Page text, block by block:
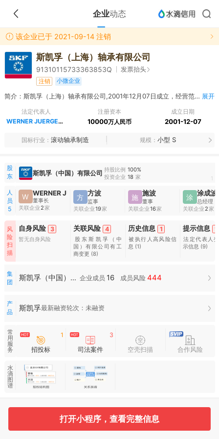
企业动态
该企业已于 2021-09-14 注销
斯凯孚（上海）轴承有限公司
91310115733363853Q 发票抬头
注销 小微企业
简介：斯凯孚（上海）轴承有限公司,2001年12月07日成立，经营范围包括开发、设计、生产精密轴承及相关零部件，销售自产产品。【依法须经批准的项目，经相关部门批准后方可开展经营活动】 展开
法定代表人
WERNER JUERGEN DIETRICH HOFFMANN
注册资本
10000万人民币
成立日期
2001-12-07
国标行业 滚动轴承制造 规模 小型 S
股
东
斯凯孚（中国）有限公司 持股比例 100%
投资企业 18 家 1
人
员
5
W WERNER JUERGEN DIETRICH HOFFMANN
董事长
关联企业 2家
方 方波
监事
关联企业19家
施 施波
董事
关联企业16家
涂 涂成波
总经理
关联企业 2家
风
险
扫
描
自身风险 3
暂无自身风险
关联风险 4
股东斯凯孚（中
国）有限公司有工
商变更 (8)
历史信息 1
被执行人高风险信
息 (1)
提示信息
法定代表人
示信息 (9)
集
团
斯凯孚（中国）有限公司集团 企业成员 16 成员风险 444
产
品
斯凯孚最新融资轮次：未融资
常
用
服
务
1
招投标
3
司法案件 空壳扫描 合作风险
水
滴
图
谱
打开小程序，查看完整信息